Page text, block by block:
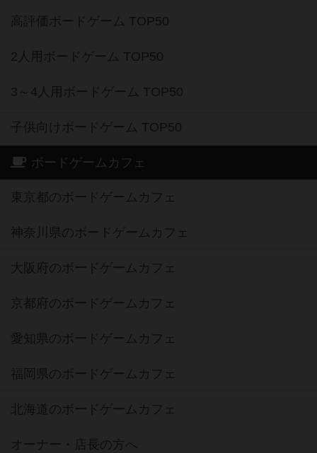
高評価ボードゲーム TOP50
2人用ボードゲーム TOP50
3～4人用ボードゲーム TOP50
子供向けボードゲーム TOP50
ボードゲームカフェ
東京都のボードゲームカフェ
神奈川県のボードゲームカフェ
大阪府のボードゲームカフェ
京都府のボードゲームカフェ
愛知県のボードゲームカフェ
福岡県のボードゲームカフェ
北海道のボードゲームカフェ
オーナー・店長の方へ